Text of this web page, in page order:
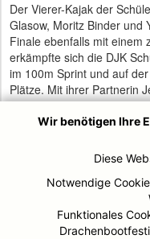
Der Vierer-Kajak der
Glasow, Moritz Binder und
Finale ebenfalls mit einem
erkämpfte sich die DJK
im 100m Sprint und auf
Plätze. Mit ihrer Partnerin
Zweier-Kajak über 500m
Distanz. Ansgar
Zwischenlauf als einziger
der Schüler B über die
Beim Schülermehrkampf,
und 1000m, einen
Wir benötigen Ihre
Diese
Notwendige
Funktionales